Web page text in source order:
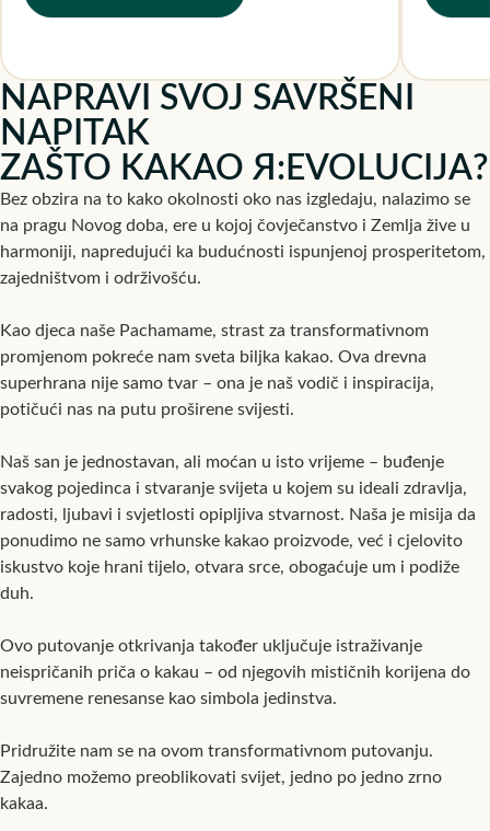
NAPRAVI SVOJ SAVRŠENI
NAPITAK
ZAŠTO KAKAO Я:EVOLUCIJA?
Bez obzira na to kako okolnosti oko nas izgledaju, nalazimo se
na pragu Novog doba, ere u kojoj čovječanstvo i Zemlja žive u
harmoniji, napredujući ka budućnosti ispunjenoj prosperitetom,
zajedništvom i održivošću.
Kao djeca naše Pachamame, strast za transformativnom
promjenom pokreće nam sveta biljka kakao. Ova drevna
superhrana nije samo tvar – ona je naš vodič i inspiracija,
potičući nas na putu proširene svijesti.
Naš san je jednostavan, ali moćan u isto vrijeme – buđenje
svakog pojedinca i stvaranje svijeta u kojem su ideali zdravlja,
radosti, ljubavi i svjetlosti opipljiva stvarnost. Naša je misija da
ponudimo ne samo vrhunske kakao proizvode, već i cjelovito
iskustvo koje hrani tijelo, otvara srce, obogaćuje um i podiže
duh.
Ovo putovanje otkrivanja također uključuje istraživanje
neispričanih priča o kakau – od njegovih mističnih korijena do
suvremene renesanse kao simbola jedinstva.
Pridružite nam se na ovom transformativnom putovanju.
Zajedno možemo preoblikovati svijet, jedno po jedno zrno
kakaa.